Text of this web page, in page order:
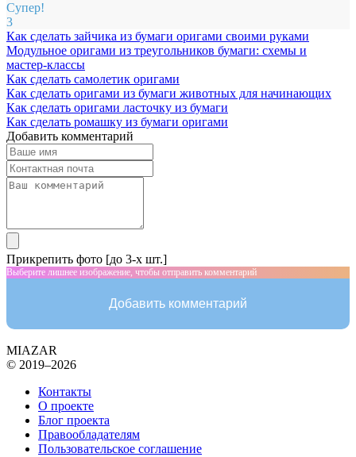
Супер!
3
Как сделать зайчика из бумаги оригами своими руками
Модульное оригами из треугольников бумаги: схемы и
мастер-классы
Как сделать самолетик оригами
Как сделать оригами из бумаги животных для начинающих
Как сделать оригами ласточку из бумаги
Как сделать ромашку из бумаги оригами
Добавить комментарий
Прикрепить фото [до 3-х шт.]
Выберите лишнее изображение, чтобы отправить комментарий
Добавить комментарий
MIAZAR
© 2019–2026
Контакты
О проекте
Блог проекта
Правообладателям
Пользовательское соглашение